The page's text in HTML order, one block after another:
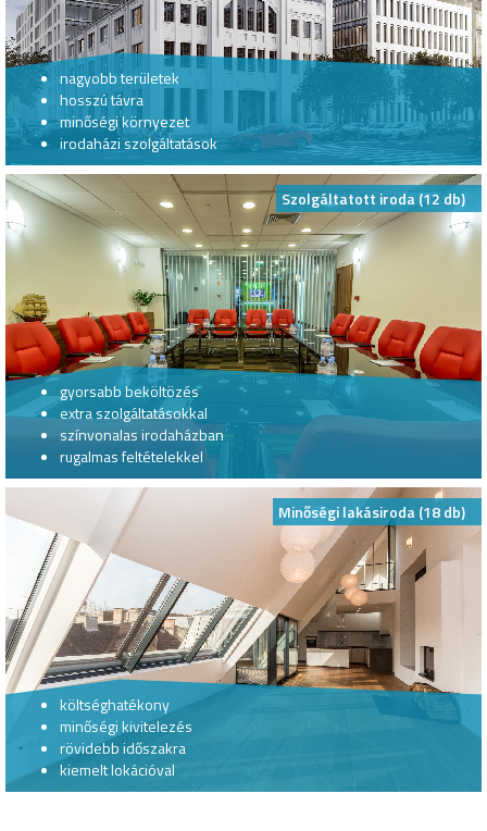
nagyobb területek
hosszú távra
minőségi környezet
irodaházi szolgáltatások
Szolgáltatott iroda (12 db)
gyorsabb beköltözés
extra szolgáltatásokkal
színvonalas irodaházban
rugalmas feltételekkel
Minőségi lakásiroda (18 db)
költséghatékony
minőségi kivitelezés
rövidebb időszakra
kiemelt lokációval